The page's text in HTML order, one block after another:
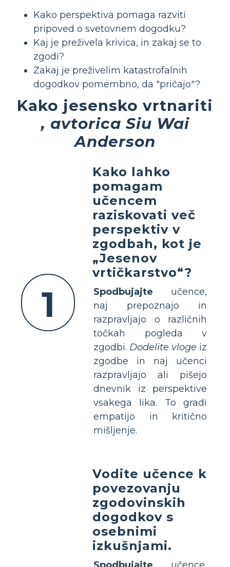
Kako perspektiva pomaga razviti
pripoved o svetovnem dogodku?
Kaj je preživela krivica, in zakaj se to
zgodi?
Zakaj je preživelim katastrofalnih
dogodkov pomembno, da "pričajo"?
Kako jesensko vrtnariti
, avtorica Siu Wai
Anderson
1
Kako lahko
pomagam
učencem
raziskovati več
perspektiv v
zgodbah, kot je
„Jesenov
vrtičkarstvo“?
Spodbujajte učence,
naj prepoznajo in
razpravljajo o različnih
točkah pogleda v
zgodbi. Dodelite vloge iz
zgodbe in naj učenci
razpravljajo ali pišejo
dnevnik iz perspektive
vsakega lika. To gradi
empatijo in kritično
mišljenje.
Vodite učence k
povezovanju
zgodovinskih
dogodkov s
osebnimi
izkušnjami.